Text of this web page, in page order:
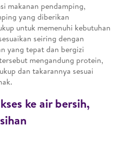
makanan pendamping,
yang diberikan
untuk memenuhi kebutuhan
seiring dengan
yang tepat dan bergizi
mengandung protein,
dan takarannya sesuai
ke air bersih,